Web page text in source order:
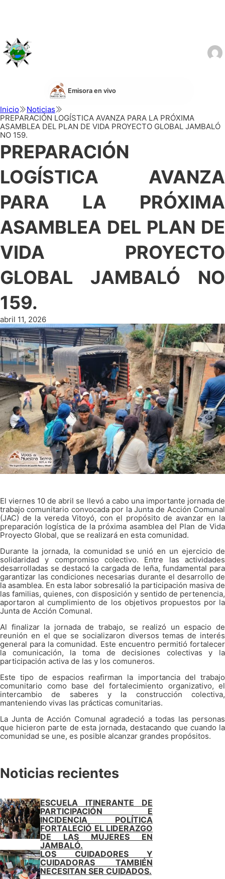
Emisora en vivo
Inicio
Noticias
PREPARACIÓN LOGÍSTICA AVANZA PARA LA PRÓXIMA
ASAMBLEA DEL PLAN DE VIDA PROYECTO GLOBAL JAMBALÓ
NO 159.
PREPARACIÓN
LOGÍSTICA AVANZA
PARA LA PRÓXIMA
ASAMBLEA DEL PLAN DE
VIDA PROYECTO
GLOBAL JAMBALÓ NO
159.
abril 11, 2026
El viernes 10 de abril se llevó a cabo una importante jornada de
trabajo comunitario convocada por la Junta de Acción Comunal
(JAC) de la vereda Vitoyó, con el propósito de avanzar en la
preparación logística de la próxima asamblea del Plan de Vida
Proyecto Global, que se realizará en esta comunidad.
Durante la jornada, la comunidad se unió en un ejercicio de
solidaridad y compromiso colectivo. Entre las actividades
desarrolladas se destacó la cargada de leña, fundamental para
garantizar las condiciones necesarias durante el desarrollo de
la asamblea. En esta labor sobresalió la participación masiva de
las familias, quienes, con disposición y sentido de pertenencia,
aportaron al cumplimiento de los objetivos propuestos por la
Junta de Acción Comunal.
Al finalizar la jornada de trabajo, se realizó un espacio de
reunión en el que se socializaron diversos temas de interés
general para la comunidad. Este encuentro permitió fortalecer
la comunicación, la toma de decisiones colectivas y la
participación activa de las y los comuneros.
Este tipo de espacios reafirman la importancia del trabajo
comunitario como base del fortalecimiento organizativo, el
intercambio de saberes y la construcción colectiva,
manteniendo vivas las prácticas comunitarias.
La Junta de Acción Comunal agradeció a todas las personas
que hicieron parte de esta jornada, destacando que cuando la
comunidad se une, es posible alcanzar grandes propósitos.
Noticias recientes
ESCUELA ITINERANTE DE
PARTICIPACIÓN E
INCIDENCIA POLÍTICA
FORTALECIÓ EL LIDERAZGO
DE LAS MUJERES EN
JAMBALÓ.
LOS CUIDADORES Y
CUIDADORAS TAMBIÉN
NECESITAN SER CUIDADOS.